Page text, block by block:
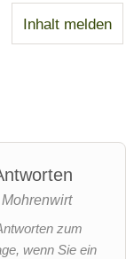
Inhalt melden
zum
wenn Sie ein